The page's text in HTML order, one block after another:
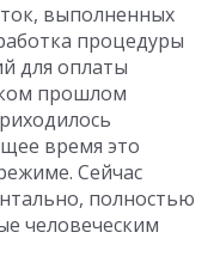
выполненных
процедуры
для оплаты
прошлом
время это
Сейчас
полностью
человеческим